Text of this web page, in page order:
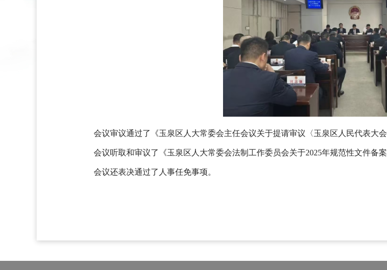
会议审议通过了《玉泉区人大常委会主任会议关于提请审议〈玉泉区人民代表大
会议听取和审议了《玉泉区人大常委会法制工作委员会关于2025年规范性文件备
会议还表决通过了人事任免事项。